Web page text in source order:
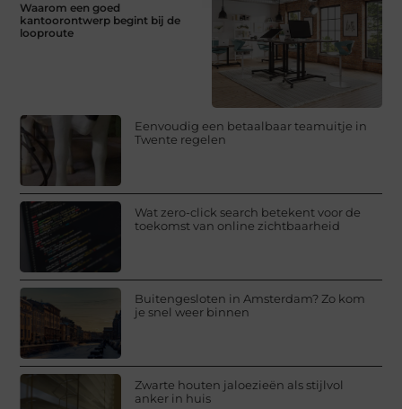
Waarom een goed
kantoorontwerp begint bij de
looproute
Eenvoudig een betaalbaar teamuitje in
Twente regelen
Wat zero-click search betekent voor de
toekomst van online zichtbaarheid
Buitengesloten in Amsterdam? Zo kom
je snel weer binnen
Zwarte houten jaloezieën als stijlvol
anker in huis